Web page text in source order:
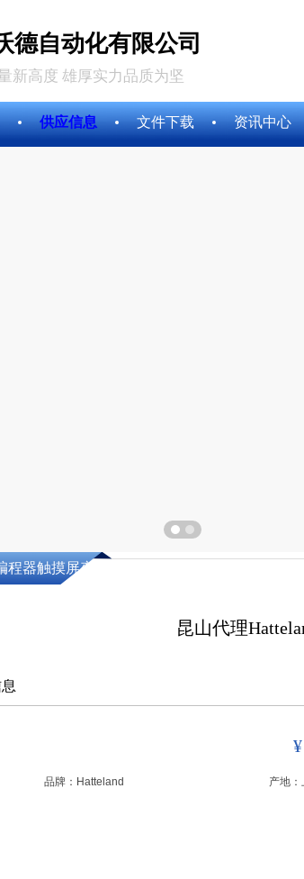
德自动化有限公司
新高度 雄厚实力品质为坚
供应信息 文件下载 资讯中心
程器触摸屏变频器
昆山代理
品牌： Hatteland 产地：